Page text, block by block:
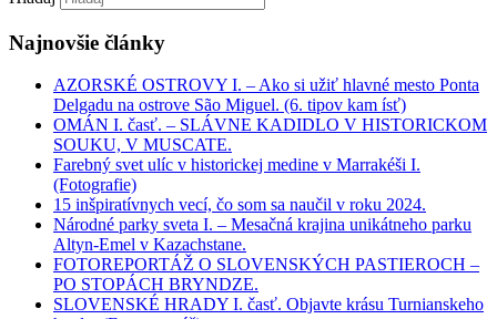
Najnovšie články
AZORSKÉ OSTROVY I. – Ako si užiť hlavné mesto Ponta
Delgadu na ostrove São Miguel. (6. tipov kam ísť)
OMÁN I. časť. – SLÁVNE KADIDLO V HISTORICKOM
SOUKU, V MUSCATE.
Farebný svet ulíc v historickej medine v Marrakéši I.
(Fotografie)
15 inšpiratívnych vecí, čo som sa naučil v roku 2024.
Národné parky sveta I. – Mesačná krajina unikátneho parku
Altyn-Emel v Kazachstane.
FOTOREPORTÁŽ O SLOVENSKÝCH PASTIEROCH –
PO STOPÁCH BRYNDZE.
SLOVENSKÉ HRADY I. časť. Objavte krásu Turnianskeho